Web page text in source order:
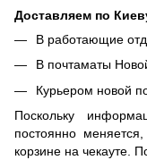
Доставляем по
В работающие
В почтаматы
Курьером новой
Поскольку
постоянно
корзине на чекауте.